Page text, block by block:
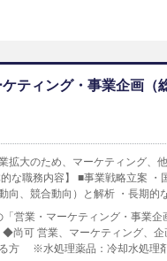
ティング・事業企画（
拡大のため、マーケティング、
な職務内容】 ■事業戦略立案 ・
向、競合動向）と解析 ・長期的
営業・マーケティング・事業企
尚可 営業、マーケティング、企
る方 ※水処理薬品：冷却水処理